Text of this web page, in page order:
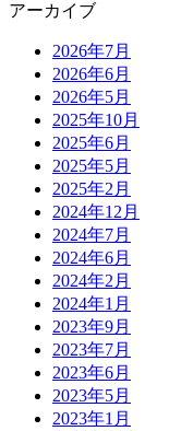
アーカイブ
2026年7月
2026年6月
2026年5月
2025年10月
2025年6月
2025年5月
2025年2月
2024年12月
2024年7月
2024年6月
2024年2月
2024年1月
2023年9月
2023年7月
2023年6月
2023年5月
2023年1月